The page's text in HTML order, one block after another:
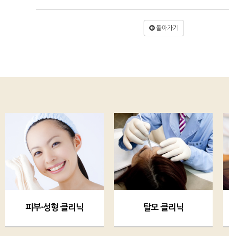
돌아가기
피부·성형 클리닉 탈모 클리닉